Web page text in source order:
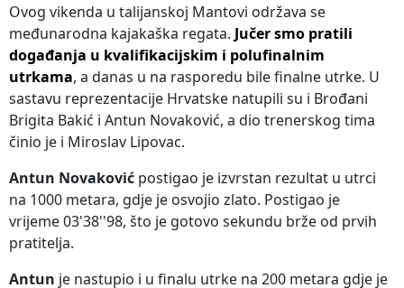
Ovog vikenda u talijanskoj Mantovi održava se
međunarodna kajakaška regata. Jučer smo pratili
događanja u kvalifikacijskim i polufinalnim
utrkama, a danas u na rasporedu bile finalne utrke. U
sastavu reprezentacije Hrvatske natupili su i Brođani
Brigita Bakić i Antun Novaković, a dio trenerskog tima
činio je i Miroslav Lipovac.
Antun Novaković postigao je izvrstan rezultat u utrci
na 1000 metara, gdje je osvojio zlato. Postigao je
vrijeme 03'38''98, što je gotovo sekundu brže od prvih
pratitelja.
Antun je nastupio i u finalu utrke na 200 metara gdje je